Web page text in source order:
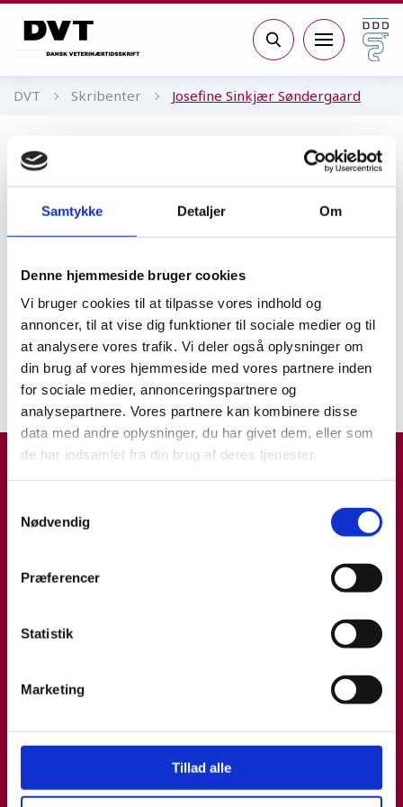
Samtykke Detaljer Om
Denne hjemmeside bruger cookies
Vi bruger cookies til at tilpasse vores indhold og
annoncer, til at vise dig funktioner til sociale medier og til
at analysere vores trafik. Vi deler også oplysninger om
din brug af vores hjemmeside med vores partnere inden
for sociale medier, annonceringspartnere og
analysepartnere. Vores partnere kan kombinere disse
data med andre oplysninger, du har givet dem, eller som
de har indsamlet fra din brug af deres tjenester.
Nødvendig
Præferencer
Statistik
Marketing
Tillad alle
Søg
DVT Skribenter Josefine Sinkjær Søndergaard
Josefine Sinkjær Søndergaard
Næstforperson, ADO
Fremtidens fagforening og
faglige fællesskab:
Traditioner og generationer
25.08.25 DEBAT